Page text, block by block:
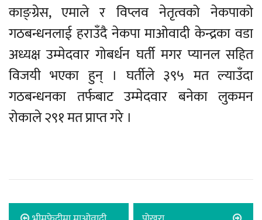
काङ्ग्रेस, एमाले र विप्लव नेतृत्वको नेकपाको
गठबन्धनलाई हराउँदै नेकपा माओवादी केन्द्रका वडा
अध्यक्ष उम्मेदवार गोबर्धन घर्ती मगर प्यानल सहित
विजयी भएका हुन् । घर्तीले ३९५ मत ल्याउँदा
गठबन्धनका तर्फबाट उम्मेदवार बनेका लुकमन
रोकाले २९१ मत प्राप्त गरे ।